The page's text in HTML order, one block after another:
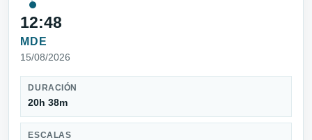
12:48
MDE
15/08/2026
DURACIÓN
20h 38m
ESCALAS